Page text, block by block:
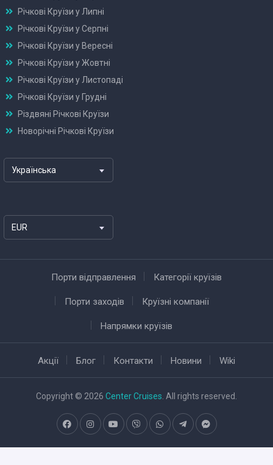
Річкові Круїзи у Липні
Річкові Круїзи у Серпні
Річкові Круїзи у Вересні
Річкові Круїзи у Жовтні
Річкові Круїзи у Листопаді
Річкові Круїзи у Грудні
Різдвяні Річкові Круїзи
Новорічні Річкові Круїзи
Українська
EUR
Порти відправлення Категорії круїзів
Порти заходів Круїзні компанії
Напрямки круїзів
Акції Блог Контакти Новини Wiki
Copyright © 2026 Center Cruises . All rights reserved.